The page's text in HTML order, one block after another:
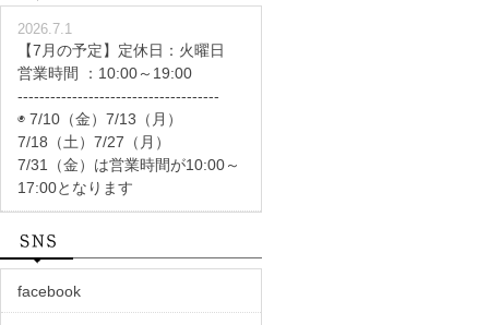
2026.7.1
【7月の予定】定休日：火曜日
営業時間 ：10:00～19:00
-------------------------------------
◉ 7/10（金）7/13（月）
7/18（土）7/27（月）
7/31（金）は営業時間が10:00～
17:00となります
facebook